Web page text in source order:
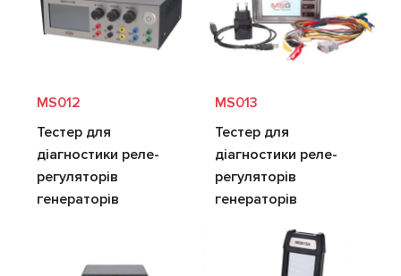
MS012
Тестер для
діагностики реле-
регуляторів
генераторів
MS013
Тестер для
діагностики реле-
регуляторів
генераторів